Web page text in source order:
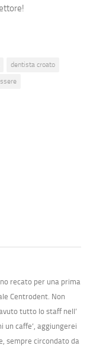
dentista croato
recato per una prima
Centrodent. Non
tutto lo staff nell’
caffe’, aggiungerei
sempre circondato da